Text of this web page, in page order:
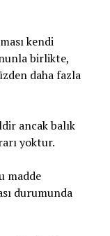
kendi
birlikte,
daha fazla
ancak balık
yoktur.
madde
durumunda